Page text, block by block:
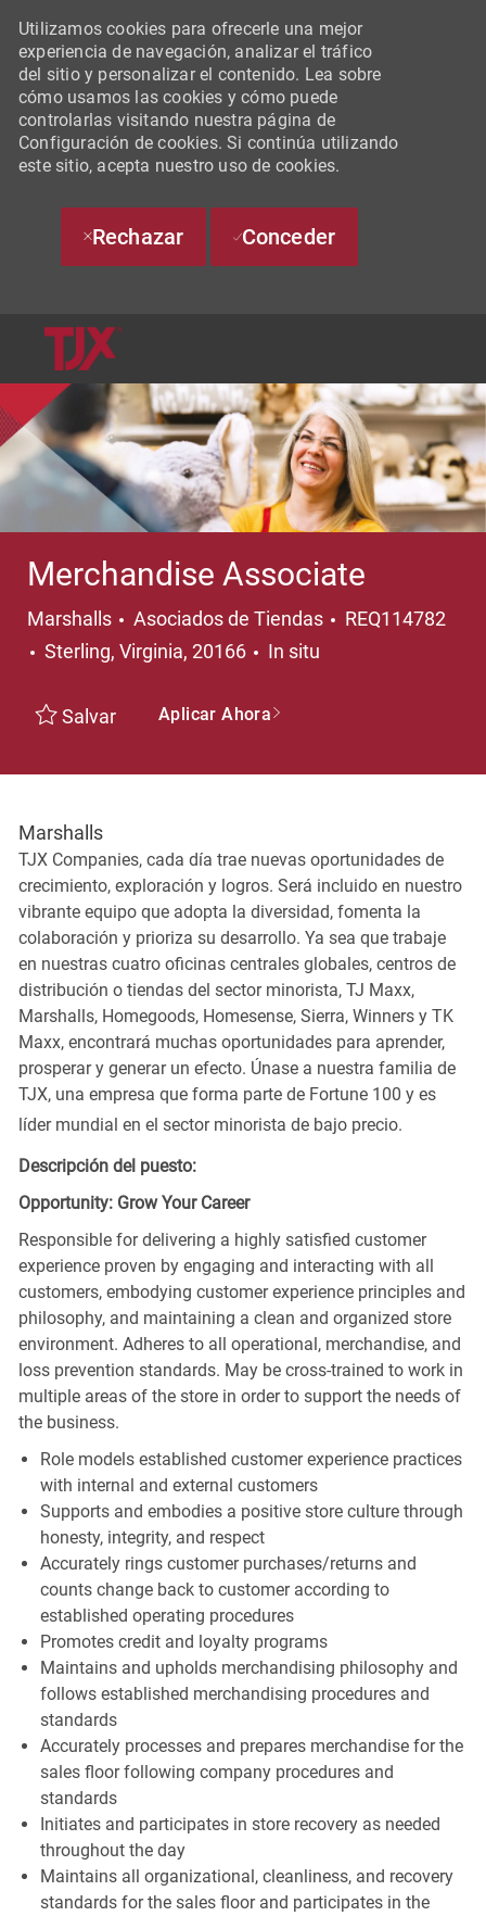
Utilizamos cookies para ofrecerle una mejor
experiencia de navegación, analizar el tráfico
del sitio y personalizar el contenido. Lea sobre
cómo usamos las cookies y cómo puede
controlarlas visitando nuestra página de
Configuración de cookies. Si continúa utilizando
este sitio, acepta nuestro uso de cookies.
Rechazar Conceder
Merchandise Associate
Marshalls Categoría
Asociados de Tiendas
REQ114782
Ubicación
Sterling, Virginia, 20166 In situ
Salvar Aplicar Ahora
Marshalls
TJX Companies, cada día trae nuevas oportunidades de
crecimiento, exploración y logros. Será incluido en nuestro
vibrante equipo que adopta la diversidad, fomenta la
colaboración y prioriza su desarrollo. Ya sea que trabaje
en nuestras cuatro oficinas centrales globales, centros de
distribución o tiendas del sector minorista, TJ Maxx,
Marshalls, Homegoods, Homesense, Sierra, Winners y TK
Maxx, encontrará muchas oportunidades para aprender,
prosperar y generar un efecto. Únase a nuestra familia de
TJX, una empresa que forma parte de Fortune 100 y es
líder mundial en el sector minorista de bajo precio.
Descripción del puesto:
Opportunity: Grow Your Career
Responsible for delivering a highly satisfied customer
experience proven by engaging and interacting with all
customers, embodying customer experience principles and
philosophy, and maintaining a clean and organized store
environment. Adheres to all operational, merchandise, and
loss prevention standards. May be cross-trained to work in
multiple areas of the store in order to support the needs of
the business.
Role models established customer experience practices
with internal and external customers
Supports and embodies a positive store culture through
honesty, integrity, and respect
Accurately rings customer purchases/returns and
counts change back to customer according to
established operating procedures
Promotes credit and loyalty programs
Maintains and upholds merchandising philosophy and
follows established merchandising procedures and
standards
Accurately processes and prepares merchandise for the
sales floor following company procedures and
standards
Initiates and participates in store recovery as needed
throughout the day
Maintains all organizational, cleanliness, and recovery
standards for the sales floor and participates in the